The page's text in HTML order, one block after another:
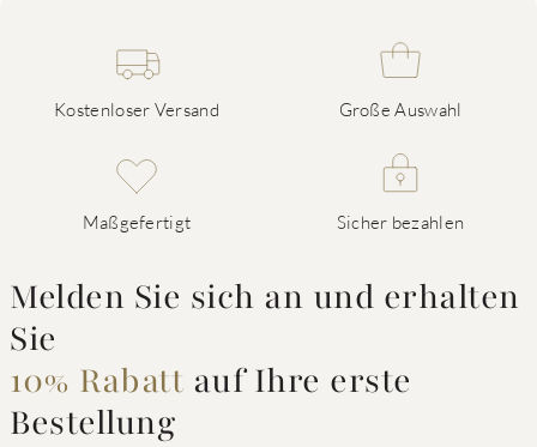
Kostenloser Versand Große Auswahl
Maßgefertigt Sicher bezahlen
Melden Sie sich an und erhalten
Sie
10% Rabatt auf Ihre erste
Bestellung